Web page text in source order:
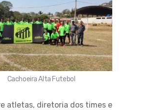
Cachoeira Alta Futebol
atletas, diretoria dos times e